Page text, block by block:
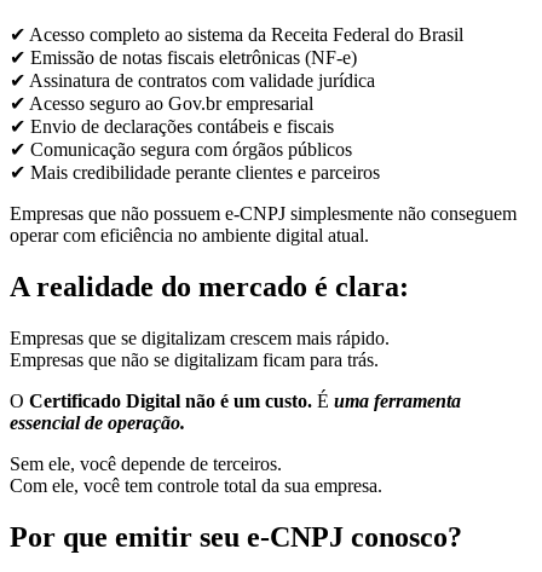
✔ Acesso completo ao sistema da Receita Federal do Brasil
✔ Emissão de notas fiscais eletrônicas (NF-e)
✔ Assinatura de contratos com validade jurídica
✔ Acesso seguro ao Gov.br empresarial
✔ Envio de declarações contábeis e fiscais
✔ Comunicação segura com órgãos públicos
✔ Mais credibilidade perante clientes e parceiros
Empresas que não possuem e-CNPJ simplesmente não conseguem
operar com eficiência no ambiente digital atual.
A realidade do mercado é clara:
Empresas que se digitalizam crescem mais rápido.
Empresas que não se digitalizam ficam para trás.
O Certificado Digital não é um custo. É uma ferramenta
essencial de operação.
Sem ele, você depende de terceiros.
Com ele, você tem controle total da sua empresa.
Por que emitir seu e-CNPJ conosco?